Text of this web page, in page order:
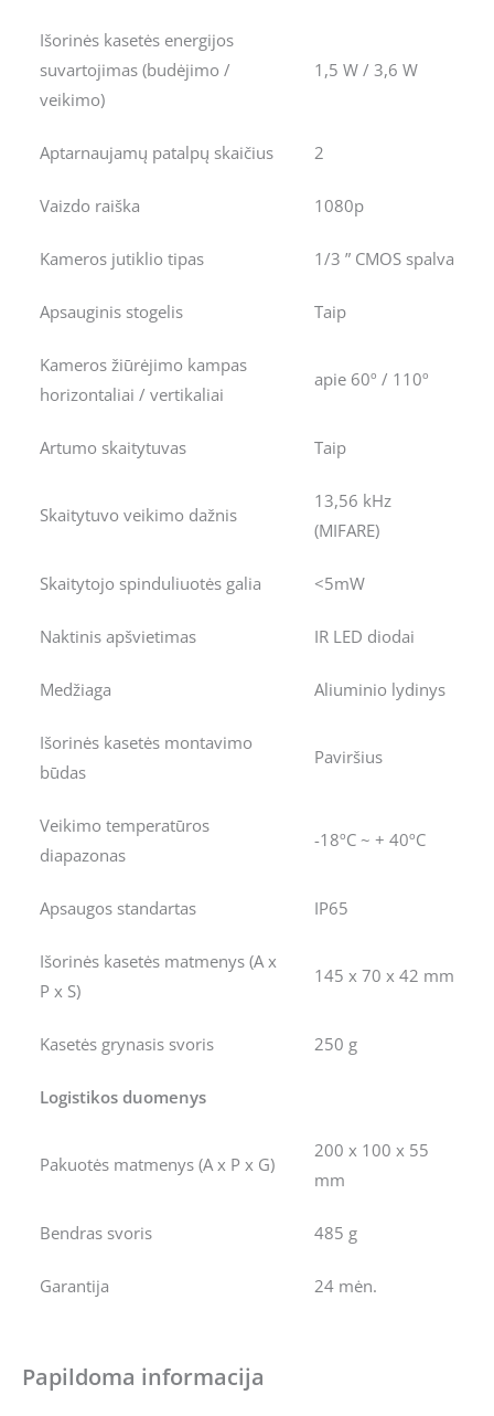
Išorinės kasetės energijos
suvartojimas (budėjimo /
veikimo)
1,5 W / 3,6 W
Aptarnaujamų patalpų skaičius 2
Vaizdo raiška 1080p
Kameros jutiklio tipas 1/3 ” CMOS spalva
Apsauginis stogelis Taip
Kameros žiūrėjimo kampas
horizontaliai / vertikaliai
apie 60º / 110º
Artumo skaitytuvas Taip
Skaitytuvo veikimo dažnis
13,56 kHz
(MIFARE)
Skaitytojo spinduliuotės galia <5mW
Naktinis apšvietimas IR LED diodai
Medžiaga Aliuminio lydinys
Išorinės kasetės montavimo
būdas
Paviršius
Veikimo temperatūros
diapazonas
-18ºC ~ + 40ºC
Apsaugos standartas IP65
Išorinės kasetės matmenys (A x
P x S)
145 x 70 x 42 mm
Kasetės grynasis svoris 250 g
Logistikos duomenys
Pakuotės matmenys (A x P x G)
200 x 100 x 55
mm
Bendras svoris 485 g
Garantija 24 mėn.
Papildoma informacija